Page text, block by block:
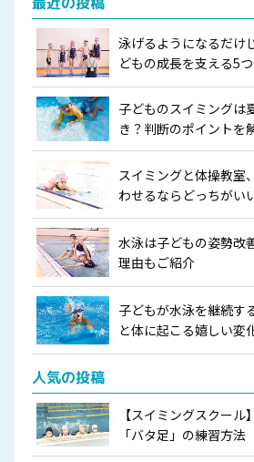
泳げるようになるだけ
どもの成長を支える5
子どものスイミングは
き？判断のポイントを
スイミングと体操教室
わせるならどっちがい
水泳は子どもの姿勢改
理由もご紹介
子どもが水泳を継続す
と体に起こる嬉しい変
人気の投稿
【スイミングスクー
「バタ足」の練習方法